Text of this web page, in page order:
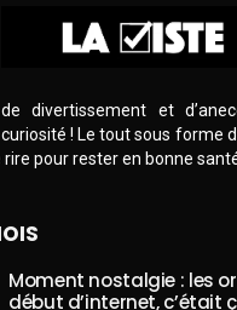
divertissement et
! Le tout sous forme
pour rester en bonne
Moment nostalgie : les
début d’internet, c’était